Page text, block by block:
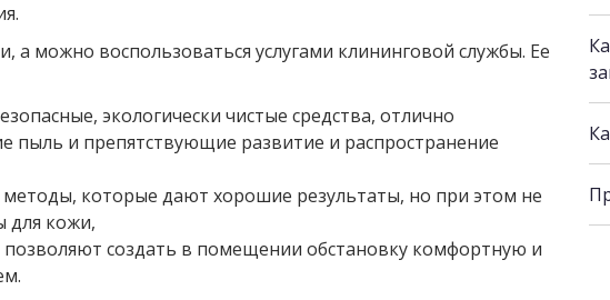
можно воспользоваться услугами клининговой службы. Ее
экологически чистые средства, отлично
пыль и препятствующие развитие и распространение
которые дают хорошие результаты, но при этом не
для кожи,
создать в помещении обстановку комфортную и